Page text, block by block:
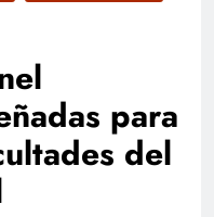
para
del